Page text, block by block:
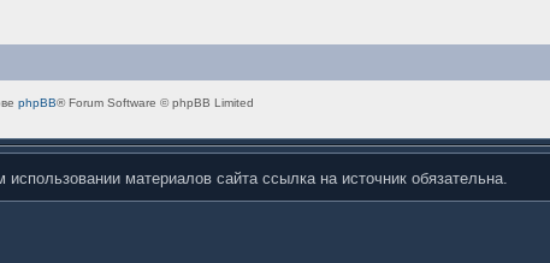
phpBB® Forum Software © phpBB Limited
материалов сайта ссылка на источник обязательна.